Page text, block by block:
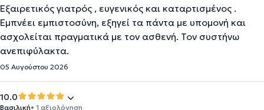
Εξαιρετικός γιατρός , ευγενικός και καταρτισμένος .
Εμπνέει εμπιστοσύνη, εξηγεί τα πάντα με υπομονή και
ασχολείται πραγματικά με τον ασθενή. Τον συστήνω
ανεπιφύλακτα.
05 Αυγούστου 2026
10.0
Βασιλική• 1 αξιολόγηση